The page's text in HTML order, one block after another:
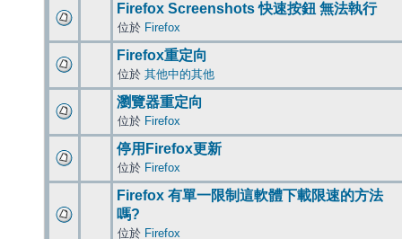
Firefox Screenshots 快速按鈕 無法執行
位於 Firefox
Firefox重定向
位於 其他中的其他
瀏覽器重定向
位於 Firefox
停用Firefox更新
位於 Firefox
Firefox 有單一限制這軟體下載限速的方法
嗎?
位於 Firefox